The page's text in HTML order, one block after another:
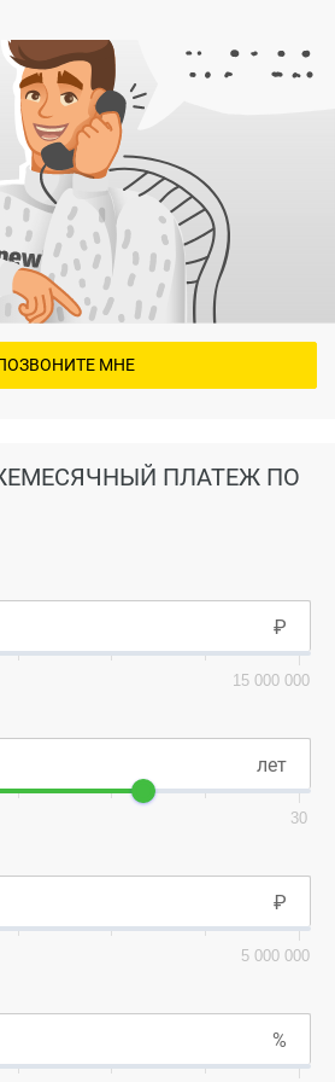
ПЛАТЕЖ ПО
15 000 000
30
5 000 000
МНЕ